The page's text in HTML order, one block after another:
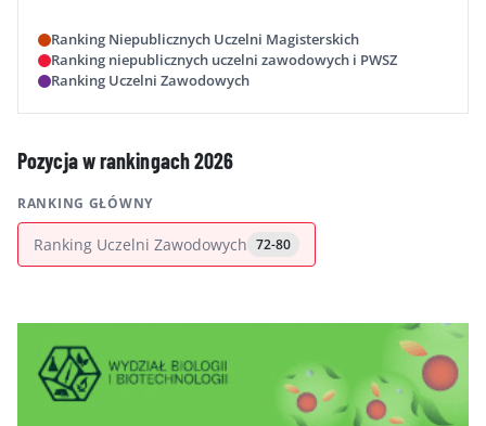
Ranking Niepublicznych Uczelni Magisterskich
Ranking niepublicznych uczelni zawodowych i PWSZ
Ranking Uczelni Zawodowych
Pozycja w rankingach 2026
RANKING GŁÓWNY
Ranking Uczelni Zawodowych 72-80